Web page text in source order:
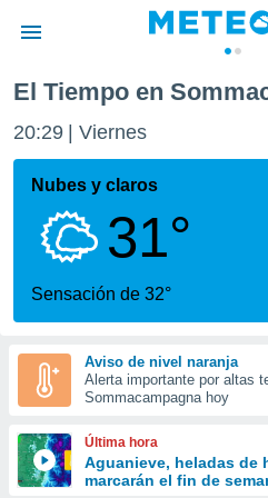
de
por
que se
calidad.
a este
las
y
forma
digital
basada
El Tiempo en
20:29 Viernes
Nubes y claros
31°
Sensación de 32°
Aviso de nivel naranja
Alerta importante por altas
Sommacampagna hoy
Última hora
Aguanieve, heladas de
marcarán el fin de